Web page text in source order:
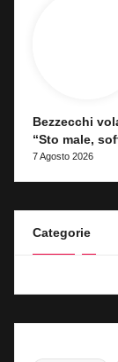
Bezzecchi
“Sto male,
7 Agosto 2026
Categorie